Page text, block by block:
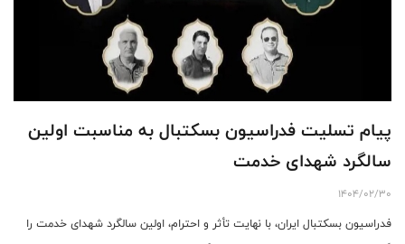
پیام تسلیت فدراسیون بسکتبال به مناسبت اولین
سالگرد شهدای خدمت
1404/02/30
فدراسیون بسکتبال ایران، با نهایت تأثر و احترام، اولین سالگرد شهدای خدمت را